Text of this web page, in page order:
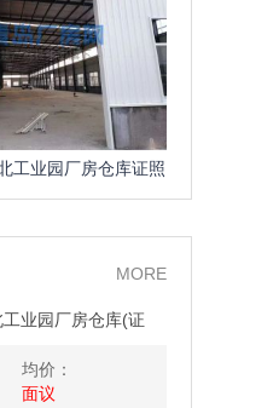
工业园厂房仓库证照
评、污水管网
MORE
业园厂房仓库(证
均价：
面议